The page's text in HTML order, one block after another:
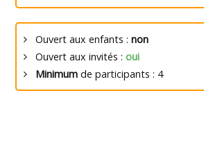
Ouvert aux enfants : non
Ouvert aux invités : oui
Minimumde participants : 4